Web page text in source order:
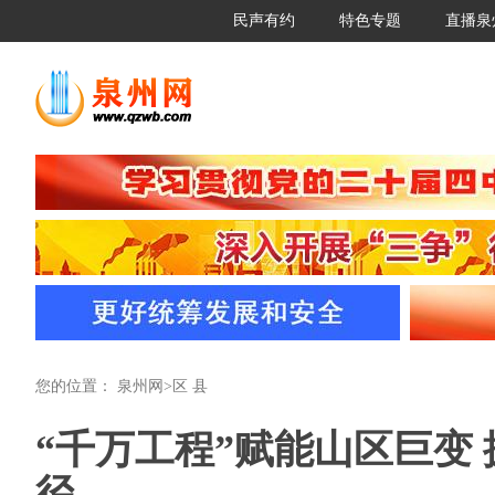
民声有约 特色专题 直播泉
您的位置： 泉州网 > 区 县
“千万工程”赋能山区巨变